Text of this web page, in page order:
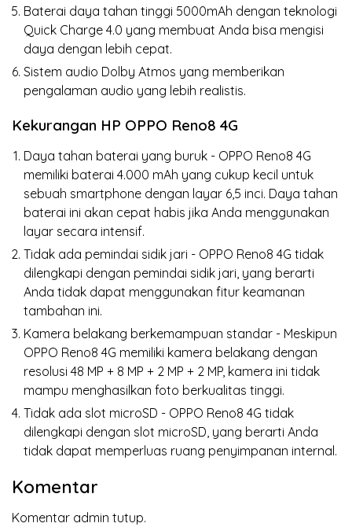
Baterai daya tahan tinggi 5000mAh dengan teknologi
Quick Charge 4.0 yang membuat Anda bisa mengisi
daya dengan lebih cepat.
Sistem audio Dolby Atmos yang memberikan
pengalaman audio yang lebih realistis.
Kekurangan HP OPPO Reno8 4G
Daya tahan baterai yang buruk - OPPO Reno8 4G
memiliki baterai 4.000 mAh yang cukup kecil untuk
sebuah smartphone dengan layar 6,5 inci. Daya tahan
baterai ini akan cepat habis jika Anda menggunakan
layar secara intensif.
Tidak ada pemindai sidik jari - OPPO Reno8 4G tidak
dilengkapi dengan pemindai sidik jari, yang berarti
Anda tidak dapat menggunakan fitur keamanan
tambahan ini.
Kamera belakang berkemampuan standar - Meskipun
OPPO Reno8 4G memiliki kamera belakang dengan
resolusi 48 MP + 8 MP + 2 MP + 2 MP, kamera ini tidak
mampu menghasilkan foto berkualitas tinggi.
Tidak ada slot microSD - OPPO Reno8 4G tidak
dilengkapi dengan slot microSD, yang berarti Anda
tidak dapat memperluas ruang penyimpanan internal.
Komentar
Komentar admin tutup.